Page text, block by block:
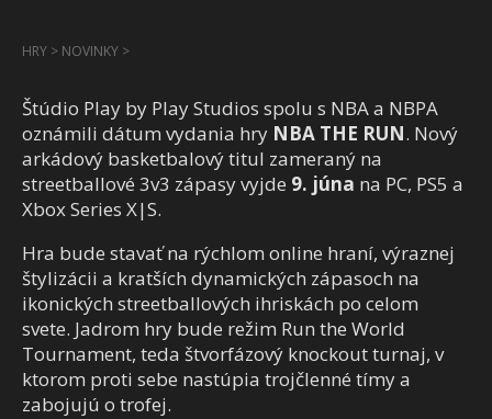
HRY > NOVINKY >
Štúdio Play by Play Studios spolu s NBA a NBPA
oznámili dátum vydania hry NBA THE RUN. Nový
arkádový basketbalový titul zameraný na
streetballové 3v3 zápasy vyjde 9. júna na PC, PS5 a
Xbox Series X|S.
Hra bude stavať na rýchlom online hraní, výraznej
štylizácii a kratších dynamických zápasoch na
ikonických streetballových ihriskách po celom
svete. Jadrom hry bude režim Run the World
Tournament, teda štvorfázový knockout turnaj, v
ktorom proti sebe nastúpia trojčlenné tímy a
zabojujú o trofej.